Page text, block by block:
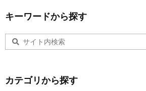
キーワードから探す
カテゴリから探す